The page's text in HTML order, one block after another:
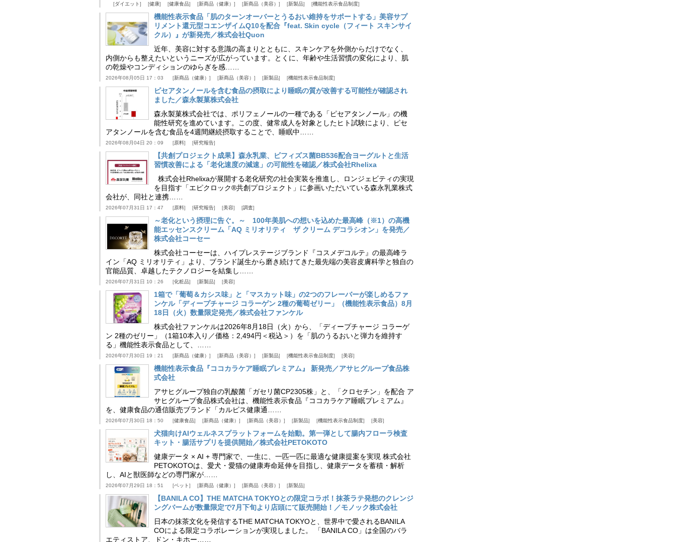
ダイエット
健康 健康食品 新商品（健康） 新商品（美容） 新製品 機能性表示食品制度
機能性表示食品「肌のターンオーバーとうるおい維持をサポートする」美容サプ
リメント還元型コエンザイムQ10を配合『feat. Skin cycle（フィート スキンサイ
クル）』が新発売／株式会社Quon
近年、美容に対する意識の高まりとともに、スキンケアを外側からだけでなく、
内側からも整えたいというニーズが広がっています。とくに、年齢や生活習慣の変化により、肌
の乾燥やコンディションのゆらぎを感……
2026年08月05日 17：03 新商品（健康） 新商品（美容） 新製品 機能性表示食品制度
ピセアタンノールを含む食品の摂取により睡眠の質が改善する可能性が確認され
ました／森永製菓株式会社
森永製菓株式会社では、ポリフェノールの一種である「ピセアタンノール」の機
能性研究を進めています。この度、健常成人を対象としたヒト試験により、ピセ
アタンノールを含む食品を4週間継続摂取することで、睡眠中……
2026年08月04日 20：09 原料 研究報告
【共創プロジェクト成果】森永乳業、ビフィズス菌BB536配合ヨーグルトと生活
習慣改善による「老化速度の減速」の可能性を確認／株式会社Rhelixa
株式会社Rhelixaが展開する老化研究の社会実装を推進し、ロンジェビティの実現
を目指す「エピクロック®共創プロジェクト」に参画いただいている森永乳業株式
会社が、同社と連携……
2026年07月31日 17：47 原料 研究報告 美容 調査
～老化という摂理に告ぐ。～ 100年美肌への想いを込めた最高峰（※1）の高機
能エッセンスクリーム「AQ ミリオリティ ザ クリーム デコラシオン」を発売／
株式会社コーセー
株式会社コーセーは、ハイプレステージブランド『コスメデコルテ』の最高峰ラ
イン「AQ ミリオリティ」より、ブランド誕生から磨き続けてきた最先端の美容皮膚科学と独自の
官能品質、卓越したテクノロジーを結集し……
2026年07月31日 10：26 化粧品 新製品 美容
1箱で「葡萄＆カシス味」と「マスカット味」の2つのフレーバーが楽しめるファ
ンケル「ディープチャージ コラーゲン 2種の葡萄ゼリー」（機能性表示食品）8月
18日（火）数量限定発売／株式会社ファンケル
株式会社ファンケルは2026年8月18日（火）から、「ディープチャージ コラーゲ
ン 2種のゼリー」（1箱10本入り／価格：2,494円＜税込＞）を「肌のうるおいと弾力を維持す
る」機能性表示食品として、……
2026年07月30日 19：21 新商品（健康） 新商品（美容） 新製品 機能性表示食品制度 美容
機能性表示食品『ココカラケア睡眠プレミアム』 新発売／アサヒグループ食品株
式会社
アサヒグループ独自の乳酸菌「ガセリ菌CP2305株」と、「クロセチン」を配合 ア
サヒグループ食品株式会社は、機能性表示食品『ココカラケア睡眠プレミアム』
を、健康食品の通信販売ブランド「カルピス健康通……
2026年07月30日 18：50 健康食品 新商品（健康） 新商品（美容） 新製品 機能性表示食品制度 美容
犬猫向けAIウェルネスプラットフォームを始動。第一弾として腸内フローラ検査
キット・腸活サプリを提供開始／株式会社PETOKOTO
健康データ × AI + 専門家で、一生に、一匹一匹に最適な健康提案を実現 株式会社
PETOKOTOは、愛犬・愛猫の健康寿命延伸を目指し、健康データを蓄積・解析
し、AIと獣医師などの専門家が……
2026年07月29日 18：51 ペット 新商品（健康） 新商品（美容） 新製品
【BANILA CO】THE MATCHA TOKYOとの限定コラボ！抹茶ラテ発想のクレンジ
ングバームが数量限定で7月下旬より店頭にて販売開始！／モノック株式会社
日本の抹茶文化を発信するTHE MATCHA TOKYOと、世界中で愛されるBANILA
COによる限定コラボレーションが実現しました。 「BANILA CO」は全国のバラ
エティストア、ドン・キホー……